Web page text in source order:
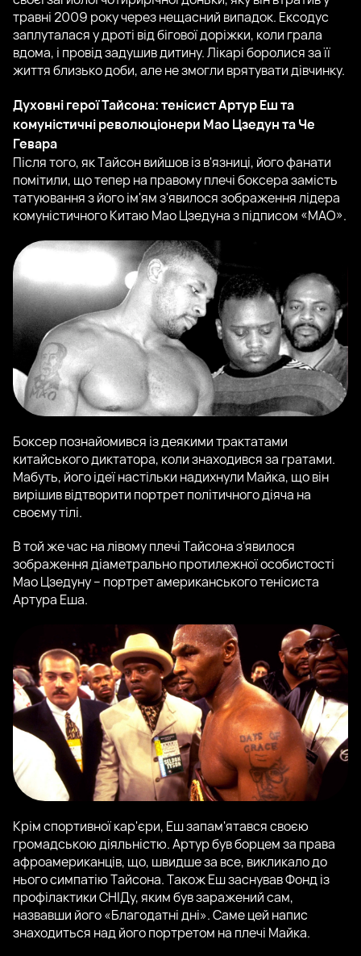
травні 2009 року через нещасний випадок. Ексодус
заплуталася у дроті від бігової доріжки, коли грала
вдома, і провід задушив дитину. Лікарі боролися за її
життя близько доби, але не змогли врятувати дівчинку.
Духовні герої Тайсона: тенісист Артур Еш та
комуністичні революціонери Мао Цзедун та Че
Гевара
Після того, як Тайсон вийшов із в'язниці, його фанати
помітили, що тепер на правому плечі боксера замість
татуювання з його ім'ям з'явилося зображення лідера
комуністичного Китаю Мао Цзедуна з підписом «МАО».
Боксер познайомився із деякими трактатами
китайського диктатора, коли знаходився за гратами.
Мабуть, його ідеї настільки надихнули Майка, що він
вирішив відтворити портрет політичного діяча на
своєму тілі.
В той же час на лівому плечі Тайсона з'явилося
зображення діаметрально протилежної особистості
Мао Цзедуну – портрет американського тенісиста
Артура Еша.
Крім спортивної кар'єри, Еш запам'ятався своєю
громадською діяльністю. Артур був борцем за права
афроамериканців, що, швидше за все, викликало до
нього симпатію Тайсона. Також Еш заснував Фонд із
профілактики СНІДу, яким був заражений сам,
назвавши його «Благодатні дні». Саме цей напис
знаходиться над його портретом на плечі Майка.